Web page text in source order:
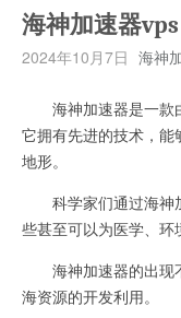
海神加速器vps
2024年10月7日 海神
海神加速器是一款
它拥有先进的技术，
地形。
科学家们通过海神
些甚至可以为医学、环
海神加速器的出现
海资源的开发利用。